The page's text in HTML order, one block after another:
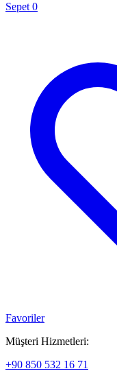
Sepet 0
Favoriler
Müşteri Hizmetleri:
+90 850 532 16 71